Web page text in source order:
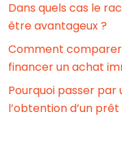
Dans quels cas le
être avantageux ?
Comment
financer un achat
Pourquoi passer
l’obtention d’un prêt